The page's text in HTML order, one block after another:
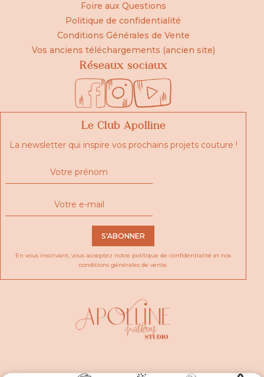
Foire aux Questions
Politique de confidentialité
Conditions Générales de Vente
Vos anciens téléchargements (ancien site)
Réseaux sociaux
Le Club Apolline
La newsletter qui inspire vos prochains projets couture !
S'ABONNER
En vous inscrivant, vous acceptez notre politique de confidentialité et nos
conditions générales de vente.